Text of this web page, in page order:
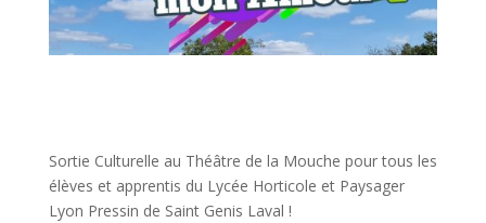
Sortie Culturelle au Théâtre de la Mouche pour tous les
élèves et apprentis du Lycée Horticole et Paysager
Lyon Pressin de Saint Genis Laval !